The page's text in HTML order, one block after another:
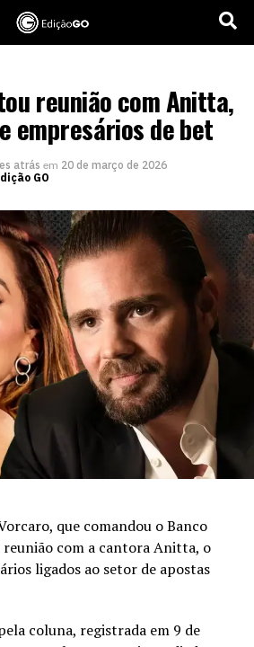
reunião com Anitta,
empresários de bet
atrás em 20 de março de 2026
GO
que comandou o Banco
com a cantora Anitta, o
ligados ao setor de apostas
coluna, registrada em 9 de